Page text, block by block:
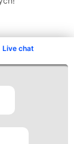
Live chat